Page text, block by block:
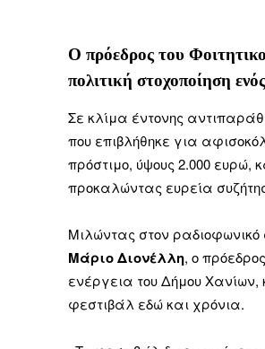
Ο πρόεδρος του
πολιτική στοχοποίηση
Σε κλίμα έντονης
που επιβλήθηκε για
πρόστιμο, ύψους 2.000 ευρώ,
προκαλώντας ευρεία
Μιλώντας στον
Μάριο Διονέλλη, ο
ενέργεια του Δήμου Χανίων,
φεστιβάλ εδώ και χρόνια.